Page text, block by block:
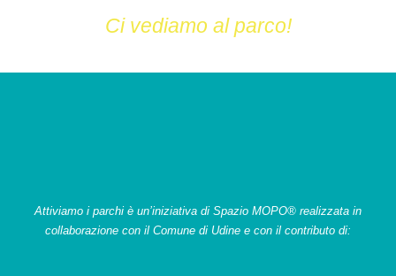
Ci vediamo al parco!
Attiviamo i parchi è un’iniziativa di Spazio MOPO® realizzata in
collaborazione con il Comune di Udine e con il contributo di: